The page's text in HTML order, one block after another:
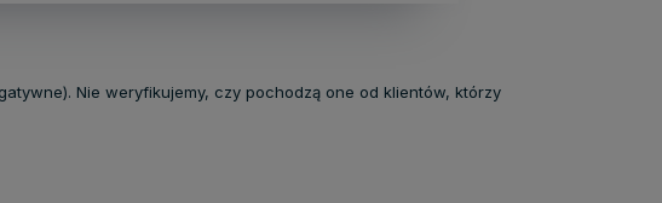
Nie weryfikujemy, czy pochodzą one od klientów, którzy